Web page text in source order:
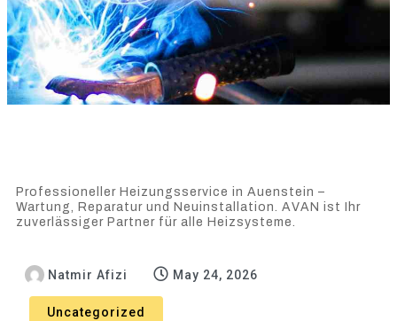
Professioneller Heizungsservice in Auenstein –
Wartung, Reparatur und Neuinstallation. AVAN ist Ihr
zuverlässiger Partner für alle Heizsysteme.
Natmir Afizi May 24, 2026
Uncategorized